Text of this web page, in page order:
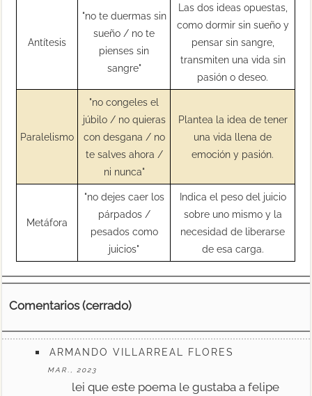
Antítesis
"no te duermas sin
sueño / no te
pienses sin
sangre"
Las dos ideas opuestas,
como dormir sin sueño y
pensar sin sangre,
transmiten una vida sin
pasión o deseo.
Paralelismo
"no congeles el
júbilo / no quieras
con desgana / no
te salves ahora /
ni nunca"
Plantea la idea de tener
una vida llena de
emoción y pasión.
Metáfora
"no dejes caer los
párpados /
pesados como
juicios"
Indica el peso del juicio
sobre uno mismo y la
necesidad de liberarse
de esa carga.
Comentarios (cerrado)
ARMANDO VILLARREAL FLORES
MAR., 2023
lei que este poema le gustaba a felipe